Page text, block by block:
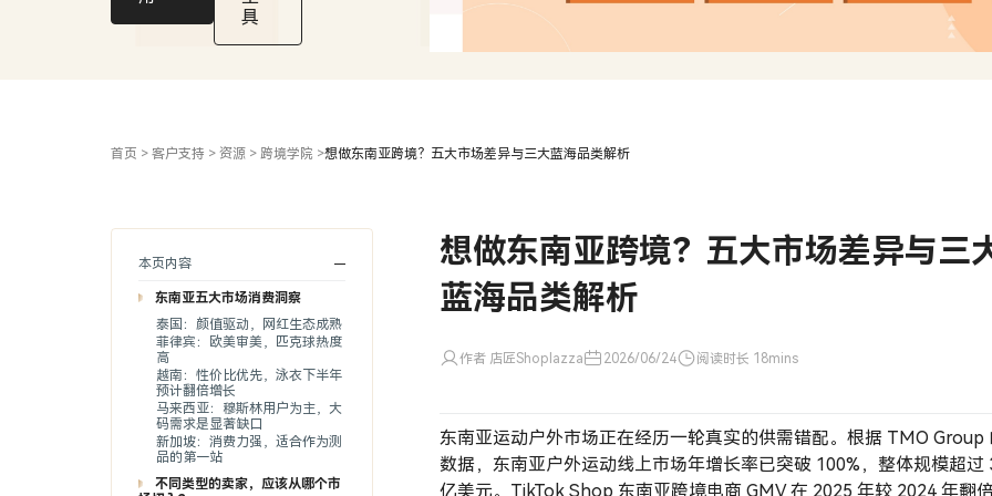
具
首页 > 客户支持 > 资源 > 跨境学院 >想做东南亚跨境？五大市场差异与三大蓝海品类解析
本页内容
东南亚五大市场消费洞察
泰国：颜值驱动，网红生态成熟
菲律宾：欧美审美，匹克球热度
高
越南：性价比优先，泳衣下半年
预计翻倍增长
马来西亚：穆斯林用户为主，大
码需求是显著缺口
新加坡：消费力强，适合作为测
品的第一站
不同类型的卖家，应该从哪个市
想做东南亚跨境？五大市场差异与三
蓝海品类解析
作者 店匠Shoplazza 2026/06/24 阅读时长 18mins
东南亚运动户外市场正在经历一轮真实的供需错配。根据 TMO Group
数据，东南亚户外运动线上市场年增长率已突破 100%，整体规模超过
亿美元。TikTok Shop 东南亚跨境电商 GMV 在 2025 年较 2024 年翻